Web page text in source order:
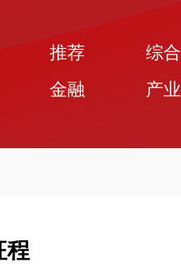
推荐 综合
金融
产业
程